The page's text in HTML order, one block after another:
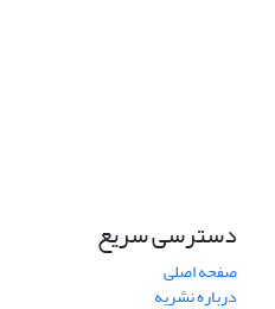
دسترسی سریع
صفحه اصلی
درباره نشریه